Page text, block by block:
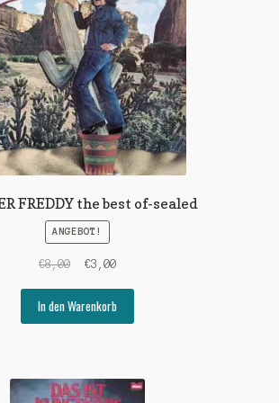
FREDDY the best of-sealed
ANGEBOT!
€8,00
Ursprünglicher
war:
€8,00
€3,00Aktueller
ist:
€3,00.
In den Warenkorb